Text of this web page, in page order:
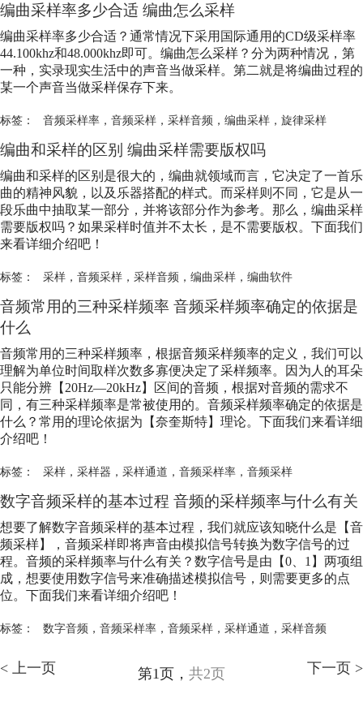
编曲采样率多少合适 编曲怎么采样
编曲采样率多少合适？通常情况下采用国际通用的CD级采样率
44.100khz和48.000khz即可。编曲怎么采样？分为两种情况，第
一种，实录现实生活中的声音当做采样。第二就是将编曲过程的
某一个声音当做采样保存下来。
标签： 音频采样率， 音频采样， 采样音频， 编曲采样， 旋律采样
编曲和采样的区别 编曲采样需要版权吗
编曲和采样的区别是很大的，编曲就领域而言，它决定了一首乐
曲的精神风貌，以及乐器搭配的样式。而采样则不同，它是从一
段乐曲中抽取某一部分，并将该部分作为参考。那么，编曲采样
需要版权吗？如果采样时值并不太长，是不需要版权。下面我们
来看详细介绍吧！
标签： 采样， 音频采样， 采样音频， 编曲采样， 编曲软件
音频常用的三种采样频率 音频采样频率确定的依据是
什么
音频常用的三种采样频率，根据音频采样频率的定义，我们可以
理解为单位时间取样次数多寡便决定了采样频率。因为人的耳朵
只能分辨【20Hz—20kHz】区间的音频，根据对音频的需求不
同，有三种采样频率是常被使用的。音频采样频率确定的依据是
什么？常用的理论依据为【奈奎斯特】理论。下面我们来看详细
介绍吧！
标签： 采样， 采样器 ， 采样通道 ， 音频采样率， 音频采样
数字音频采样的基本过程 音频的采样频率与什么有关
想要了解数字音频采样的基本过程，我们就应该知晓什么是【音
频采样】，音频采样即将声音由模拟信号转换为数字信号的过
程。音频的采样频率与什么有关？数字信号是由【0、1】两项组
成，想要使用数字信号来准确描述模拟信号，则需要更多的点
位。下面我们来看详细介绍吧！
标签： 数字音频， 音频采样率， 音频采样， 采样通道 ， 采样音频
< 上一页 第1页， 共2页 下一页 >